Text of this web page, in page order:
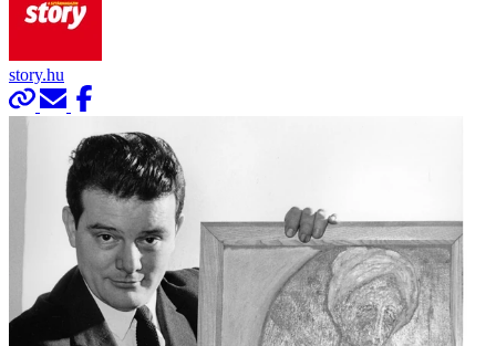
story.hu